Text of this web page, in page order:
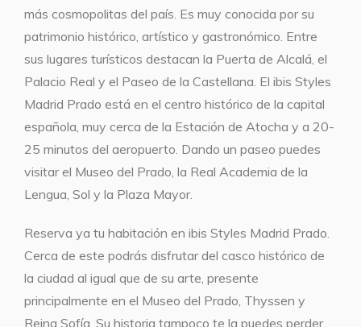
más cosmopolitas del país. Es muy conocida por su
patrimonio histórico, artístico y gastronómico. Entre
sus lugares turísticos destacan la Puerta de Alcalá, el
Palacio Real y el Paseo de la Castellana. El ibis Styles
Madrid Prado está en el centro histórico de la capital
española, muy cerca de la Estación de Atocha y a 20-
25 minutos del aeropuerto. Dando un paseo puedes
visitar el Museo del Prado, la Real Academia de la
Lengua, Sol y la Plaza Mayor.
Reserva ya tu habitación en ibis Styles Madrid Prado.
Cerca de este podrás disfrutar del casco histórico de
la ciudad al igual que de su arte, presente
principalmente en el Museo del Prado, Thyssen y
Reina Sofía. Su historia tampoco te la puedes perder.